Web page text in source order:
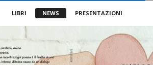
LIBRI NEWS PRESENTAZIONI